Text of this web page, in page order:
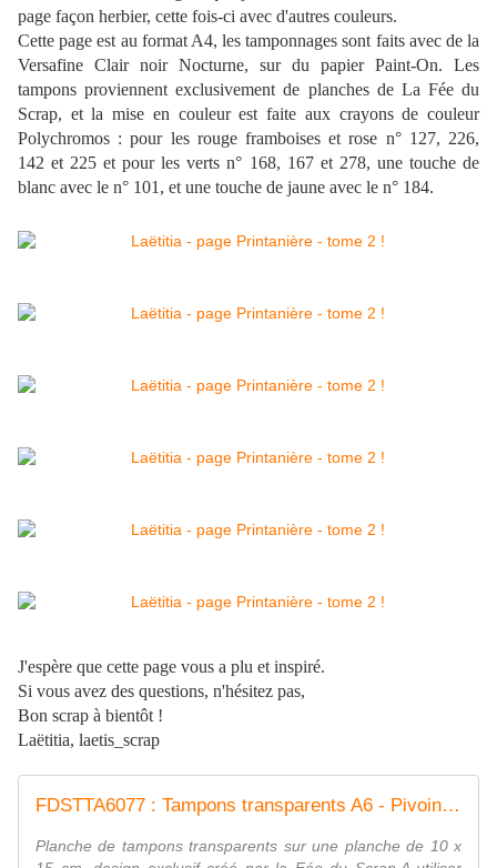
page façon herbier, cette fois-ci avec d'autres couleurs.
Cette page est au format A4, les tamponnages sont faits avec de la
Versafine Clair noir Nocturne, sur du papier Paint-On. Les
tampons proviennent exclusivement de planches de La Fée du
Scrap, et la mise en couleur est faite aux crayons de couleur
Polychromos : pour les rouge framboises et rose n° 127, 226,
142 et 225 et pour les verts n° 168, 167 et 278, une touche de
blanc avec le n° 101, et une touche de jaune avec le n° 184.
J'espère que cette page vous a plu et inspiré.
Si vous avez des questions, n'hésitez pas,
Bon scrap à bientôt !
Laëtitia, laetis_scrap
FDSTTA6077 : Tampons transparents A6 - Pivoine Fée du SCrap
Planche de tampons transparents sur une planche de 10 x